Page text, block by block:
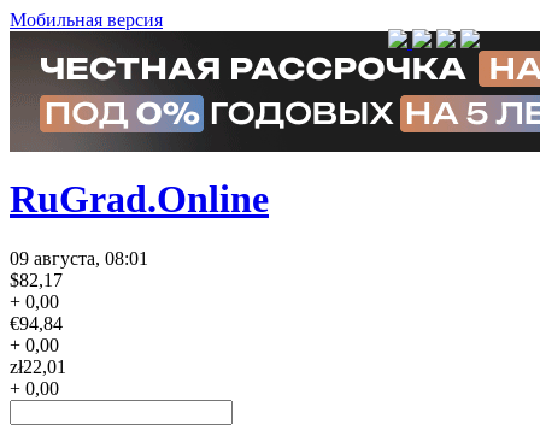
Мобильная версия
RuGrad.Online
09 августа, 08:01
$82,17
+ 0,00
€94,84
+ 0,00
zł22,01
+ 0,00